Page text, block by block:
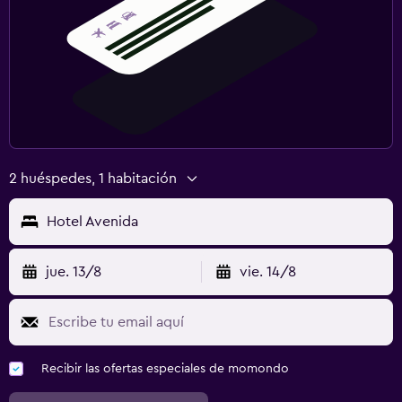
2 huéspedes, 1 habitación
Hotel Avenida
jue. 13/8 vie. 14/8
Recibir las ofertas especiales de momondo